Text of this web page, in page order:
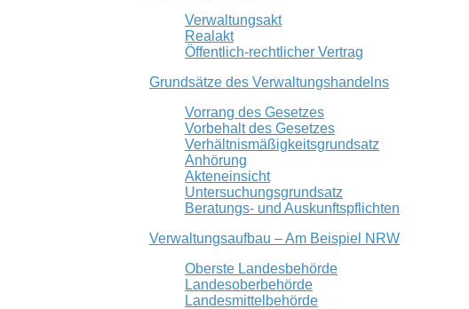
Verwaltungsakt
Realakt
Öffentlich-rechtlicher Vertrag
Grundsätze des Verwaltungshandelns
Vorrang des Gesetzes
Vorbehalt des Gesetzes
Verhältnismäßigkeitsgrundsatz
Anhörung
Akteneinsicht
Untersuchungsgrundsatz
Beratungs- und Auskunftspflichten
Verwaltungsaufbau – Am Beispiel NRW
Oberste Landesbehörde
Landesoberbehörde
Landesmittelbehörde